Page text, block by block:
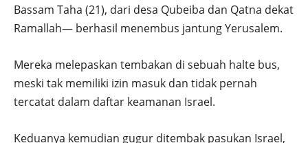
Bassam Taha (21), dari desa Qubeiba dan Qatna dekat
Ramallah— berhasil menembus jantung Yerusalem.
Mereka melepaskan tembakan di sebuah halte bus,
meski tak memiliki izin masuk dan tidak pernah
tercatat dalam daftar keamanan Israel.
Keduanya kemudian gugur ditembak pasukan Israel,